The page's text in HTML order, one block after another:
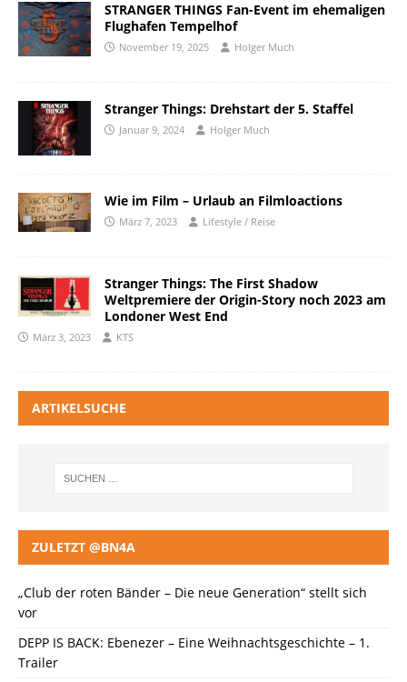
STRANGER THINGS Fan-Event im ehemaligen
Flughafen Tempelhof
November 19, 2025 Holger Much
Stranger Things: Drehstart der 5. Staffel
Januar 9, 2024 Holger Much
Wie im Film – Urlaub an Filmloactions
März 7, 2023 Lifestyle / Reise
Stranger Things: The First Shadow
Weltpremiere der Origin-Story noch 2023 am
Londoner West End
März 3, 2023 KTS
ARTIKELSUCHE
ZULETZT @BN4A
„Club der roten Bänder – Die neue Generation“ stellt sich
vor
DEPP IS BACK: Ebenezer – Eine Weihnachtsgeschichte – 1.
Trailer